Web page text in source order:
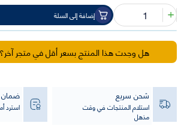
كمية
ثلاجة
عرض
على
الطاولة
لتر
إضافة إلى السلة
هل وجدت هذا المنتج بسعر أقل في متجر آخر؟
شحن سريع
استلام المنتجات في وقت
مذهل
ضمان
استرد